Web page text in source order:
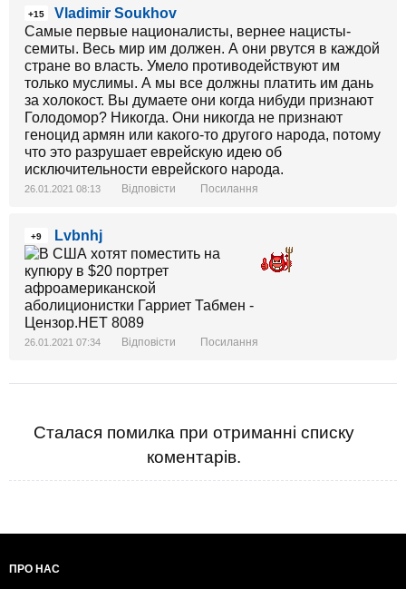
+15
Vladimir Soukhov
Самые первые националисты, вернее нацисты-
семиты. Весь мир им должен. А они рвутся в каждой
стране во власть. Умело противодействуют им
только муслимы. А мы все должны платить им дань
за холокост. Вы думаете они когда нибуди признают
Голодомор? Никогда. Они никогда не признают
геноцид армян или какого-то другого народа, потому
что это разрушает еврейскую идею об
исключительности еврейского народа.
26.01.2021 08:13 Відповісти Посилання
+9 Lvbnhj
26.01.2021 07:34 Відповісти Посилання
Сталася помилка при отриманні списку
коментарів.
ПРО НАС